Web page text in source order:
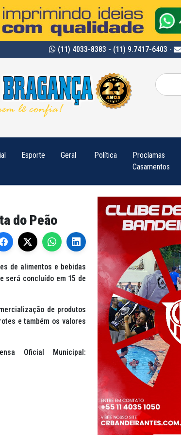
(11) 4033-8383 - (11) 9.7417-6403 -
Pesquisar
por:
Esporte Geral Política
Proclamas
Casamentos
do Peão
de alimentos e bebidas
será concluído em 15 de
de produtos
e também os valores
Oficial Municipal: